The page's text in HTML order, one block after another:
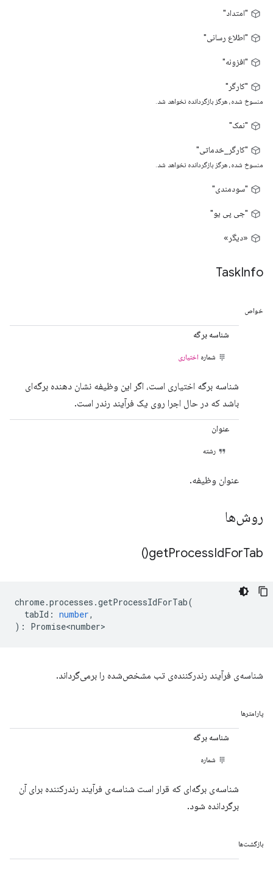
"امتداد"
"اطلاع رسانی"
"افزونه"
"کارگر"
منسوخ شده، هرگز بازگردانده نخواهد شد.
"نمک"
"کارگر_خدماتی"
منسوخ شده، هرگز بازگردانده نخواهد شد.
"سودمندی"
"جی پی یو"
«دیگر»
TaskInfo
خواص
شناسه برگه
شماره اختیاری
شناسه برگه اختیاری است، اگر این وظیفه نشان دهنده برگه‌ای
باشد که در حال اجرا روی یک فرآیند رندر است.
عنوان
رشته
عنوان وظیفه.
روش‌ها
getProcessIdForTab(
)
chrome.processes .getProcessIdForTab(
tabId : number,
) : Promise<number>
شناسه‌ی فرآیند رندرکننده‌ی تب مشخص‌شده را برمی‌گرداند.
پارامترها
شناسه برگه
شماره
شناسه‌ی برگه‌ای که قرار است شناسه‌ی فرآیند رندرکننده برای آن
برگردانده شود.
بازگشت‌ها